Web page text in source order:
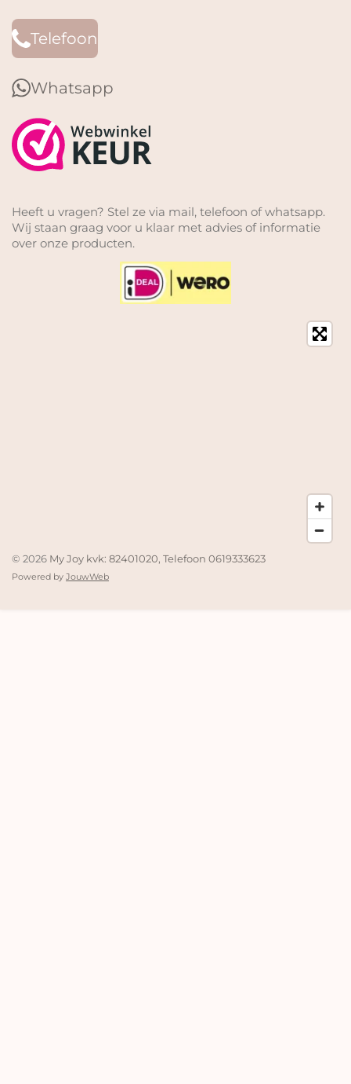
Telefoon
Whatsapp
Heeft u vragen? Stel ze via mail, telefoon of whatsapp.
Wij staan graag voor u klaar met advies of informatie
over onze producten.
© 2026 My Joy kvk: 82401020, Telefoon 0619333623
Powered by JouwWeb